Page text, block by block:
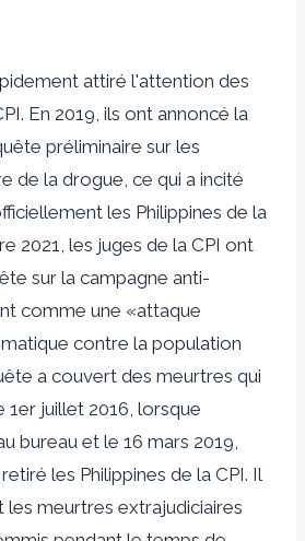
attiré l'attention des
En 2019, ils ont annoncé la
préliminaire sur les
de la drogue, ce qui a incité
les Philippines de la
2021, les juges de la CPI ont
sur la campagne anti-
comme une «attaque
contre la population
a couvert des meurtres qui
1er juillet 2016, lorsque
bureau et le 16 mars 2019,
les Philippines de la CPI. Il
meurtres extrajudiciaires